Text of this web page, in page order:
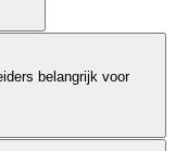
belangrijk voor